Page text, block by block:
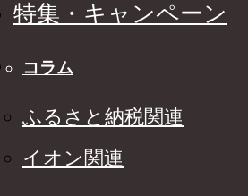
特集・キャンペーン
コラム
ふるさと納税関連
イオン関連